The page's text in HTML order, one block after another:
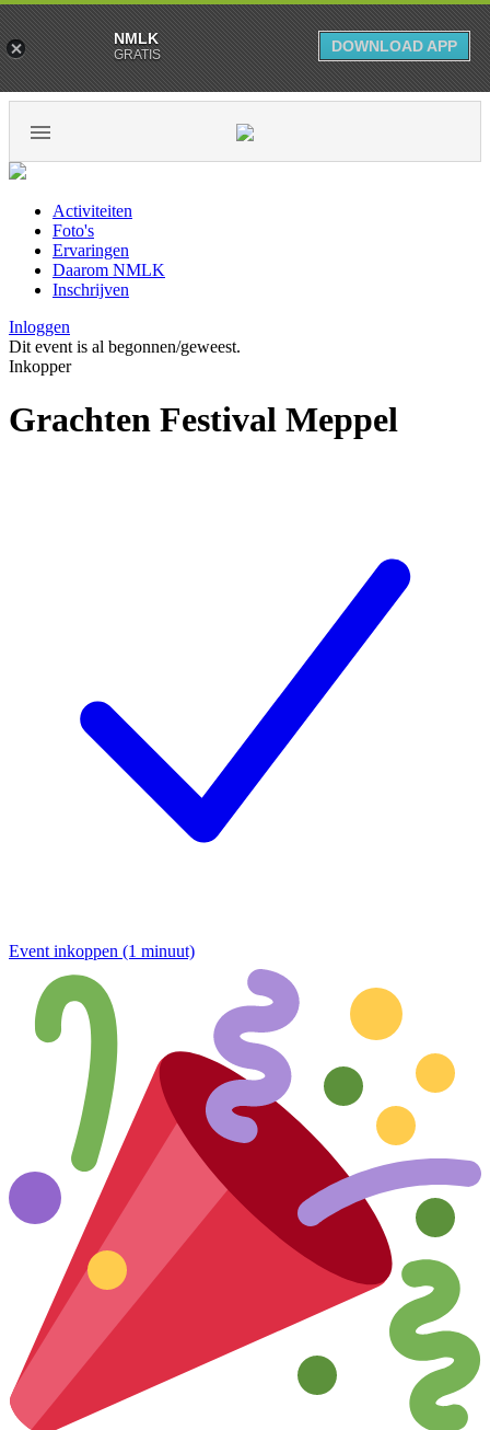
Activiteiten
Foto's
Ervaringen
Daarom NMLK
Inschrijven
Inloggen
Dit event is al begonnen/geweest.
Inkopper
Grachten Festival Meppel
Event inkoppen (1 minuut)
NMLK
GRATIS DOWNLOAD APP